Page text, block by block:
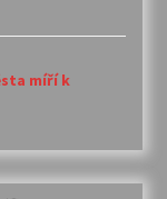
míří k